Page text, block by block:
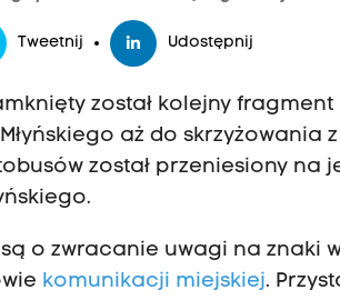
Tweetnij Udostępnij
został kolejny
aż do skrzyżowania
został przeniesiony na
o zwracanie uwagi na znaki
komunikacji miejskiej.